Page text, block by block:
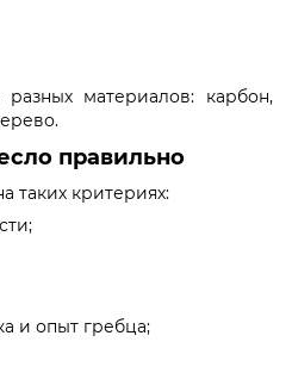
материалов: карбон,
правильно
таких критериях:
и опыт гребца;